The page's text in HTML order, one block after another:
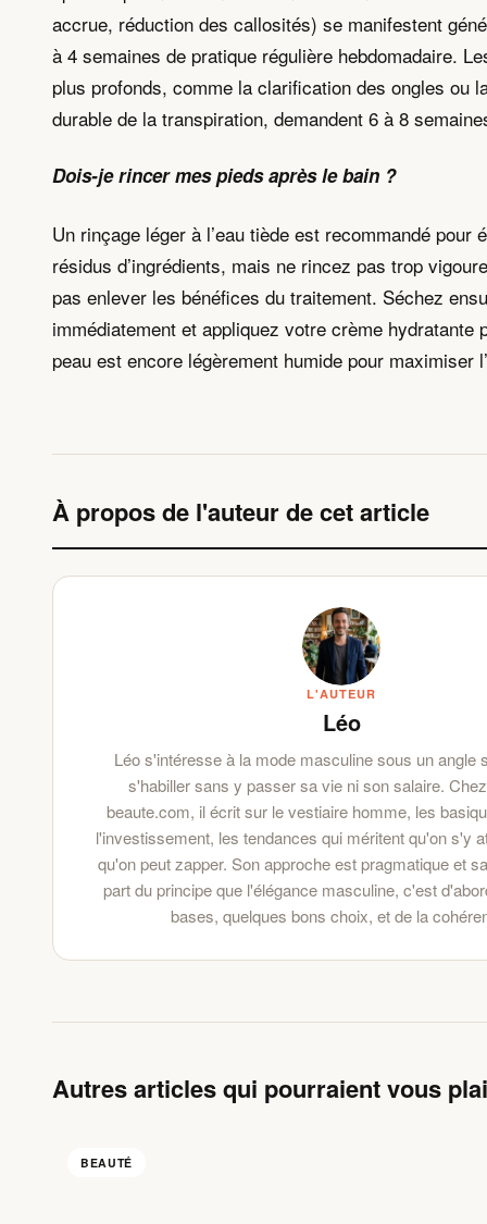
accrue, réduction des callosités) se manifestent
à 4 semaines de pratique régulière hebdomadaire.
plus profonds, comme la clarification des ongles ou
durable de la transpiration, demandent 6 à 8
Dois-je rincer mes pieds après le bain ?
Un rinçage léger à l’eau tiède est recommandé pour
résidus d’ingrédients, mais ne rincez pas trop
pas enlever les bénéfices du traitement. Séchez
immédiatement et appliquez votre crème hydratante
peau est encore légèrement humide pour maximiser
À propos de l'auteur de cet article
L'AUTEUR
Léo
Léo s'intéresse à la mode masculine sous un angle
s'habiller sans y passer sa vie ni son salaire.
beaute.com, il écrit sur le vestiaire homme, les
l'investissement, les tendances qui méritent qu'on s'y
qu'on peut zapper. Son approche est pragmatique et
part du principe que l'élégance masculine, c'est
bases, quelques bons choix, et de la
Autres articles qui pourraient vous
BEAUTÉ